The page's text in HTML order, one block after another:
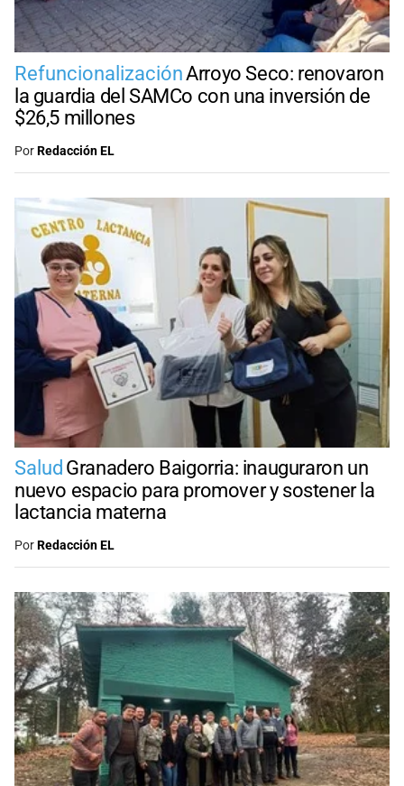
RefuncionalizaciónArroyo Seco: renovaron
la guardia del SAMCo con una inversión de
$26,5 millones
PorRedacción EL
Salud Granadero Baigorria: inauguraron un
nuevo espacio para promover y sostener la
lactancia materna
PorRedacción EL